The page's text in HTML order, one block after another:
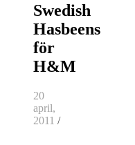
Swedish
Hasbeens
för
H&M
20
april,
2011 /